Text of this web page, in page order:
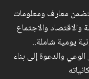
معارف ومعلومات
والاقتصاد والاجتماع
يومية شاملة..
والدعوة إلى بناء